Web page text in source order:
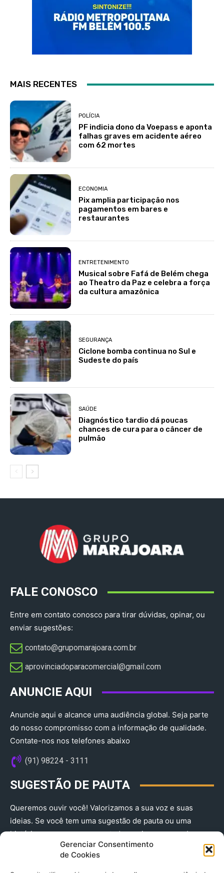
Gerenciar Consentimento
de Cookies
MAIS RECENTES
POLÍCIA
PF indicia dono da Voepass e aponta
falhas graves em acidente aéreo
com 62 mortes
ECONOMIA
Pix amplia participação nos
pagamentos em bares e
restaurantes
ENTRETENIMENTO
Musical sobre Fafá de Belém chega
ao Theatro da Paz e celebra a força
da cultura amazônica
SEGURANÇA
Ciclone bomba continua no Sul e
Sudeste do país
SAÚDE
Diagnóstico tardio dá poucas
chances de cura para o câncer de
pulmão
FALE CONOSCO
Entre em contato conosco para tirar dúvidas, opinar, ou
enviar sugestões:
contato@grupomarajoara.com.br
aprovinciadoparacomercial@gmail.com​
ANUNCIE AQUI
Anuncie aqui e alcance uma audiência global. Seja parte
do nosso compromisso com a informação de qualidade.
Contate-nos nos telefones abaixo
(91) 98224 - 3111
SUGESTÃO DE PAUTA
Queremos ouvir você! Valorizamos a sua voz e suas
ideias. Se você tem uma sugestão de pauta ou uma
história que merece ser contada, envie-nos agora!
(91) 98224 - 3111